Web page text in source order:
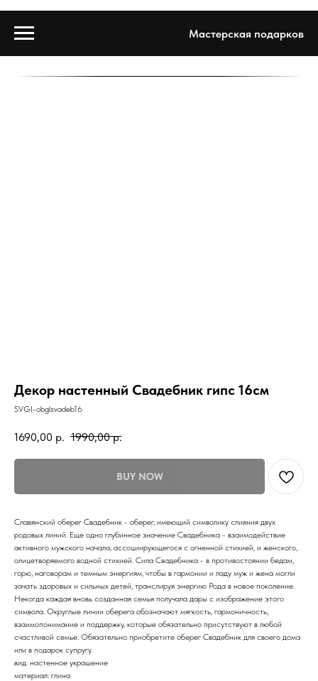
Мастерская подарков
Декор настенный Свадебник гипс 16см
SVGI-obglsvadeb16
1690,00 р. 1990,00 р.
BUY NOW
Славянский оберег Свадебник - оберег, имеющий символику слияния двух
родовых линий. Еще одно глубинное значение Свадебника - взаимодействие
активного мужского начала, ассоциирующегося с огненной стихией, и женского,
олицетворяемого водной стихией. Сила Свадебника - в противостоянии бедам,
горю, наговорам и темным энергиям, чтобы в гармонии и ладу муж и жена могли
зачать здоровых и сильных детей, транслируя энергию Рода в новое поколение.
Некогда каждая вновь созданная семья получала дары с изображение этого
символа. Округлые линии оберега обозначают мягкость, гармоничность,
взаимопонимание и поддержку, которые обязательно присутствуют в любой
счастливой семье. Обязательно приобретите оберег Свадебник для своего дома
или в подарок супругу.
вид: настенное украшение
материал: глина